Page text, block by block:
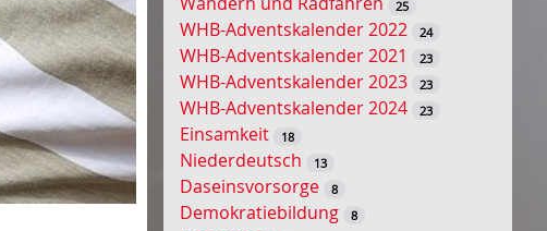
e
25
WHB-Adventskalender 2022 24
WHB-Adventskalender 2021 23
WHB-Adventskalender 2023 23
WHB-Adventskalender 2024 23
Einsamkeit 18
Niederdeutsch 13
Daseinsvorsorge 8
Demokratiebildung 8